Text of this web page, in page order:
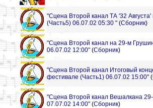
"Сцена Второй канал ТА '32
(Часть5) 06.07.02 05:30 " (Сборник)
"Сцена Второй канал на 29-м
06.07.02 12:00" (Сборник)
"Сцена Второй канал Итоговый
фестивале (Часть1) 06.07.02 15:00" (
"Сцена Второй канал Вешалкана
07.07.02 14:00" (Сборник)